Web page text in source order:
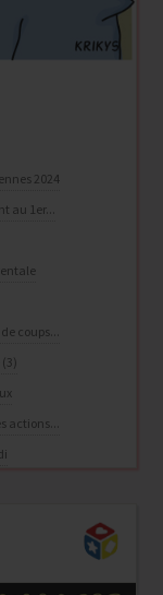
2024
au 1er...
coups...
actions...